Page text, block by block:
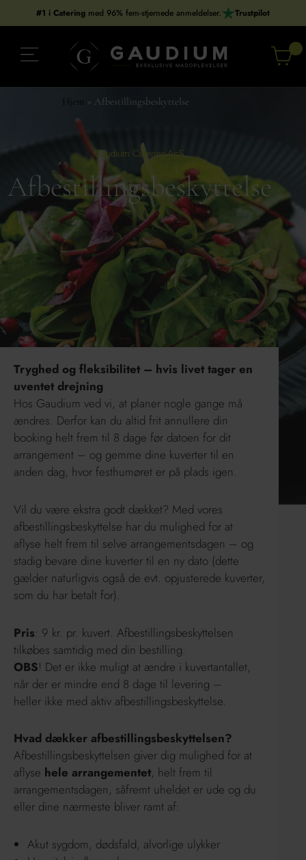
#1 i Catering med 96% fem-stjernede anmeldelser. Trustpilot
Hjem » Afbestillingsbeskyttelse
Gaudium Catering ApS
Afbestillingsbeskyttelse
Tryghed og fleksibilitet – hvis livet tager en
uventet drejning
Hos Gaudium ved vi, at planer nogle gange må
ændres. Derfor kan du altid frit annullere din
booking helt frem til 8 dage før datoen for dit
arrangement – og gemme dine kuverter til en
anden dag, hvor festhumøret er på plads igen.
Vil du være ekstra godt dækket? Med vores
afbestillingsbeskyttelse har du mulighed for at
aflyse helt frem til selve arrangementsdagen – og
stadig bevare dine kuverter til en ny dato (dette
gælder naturligvis også de evt. opjusterede kuverter,
som du har betalt for).
Pris: 9 kr. pr. kuvert. Afbestillingsbeskyttelsen
tilkøbes samtidig med din bestilling.
OBS! Det er ikke muligt at ændre i kuvertantallet,
når der er mindre end 8 dage til levering –
heller ikke med aktiv afbestillingsbeskyttelse.
Hvad dækker afbestillingsbeskyttelsen?
Afbestillingsbeskyttelsen giver dig mulighed for at
aflyse hele arrangementet, helt frem til
arrangementsdagen, såfremt uheldet er ude og du
eller dine nærmeste bliver ramt af:
Akut sygdom, dødsfald, alvorlige ulykker